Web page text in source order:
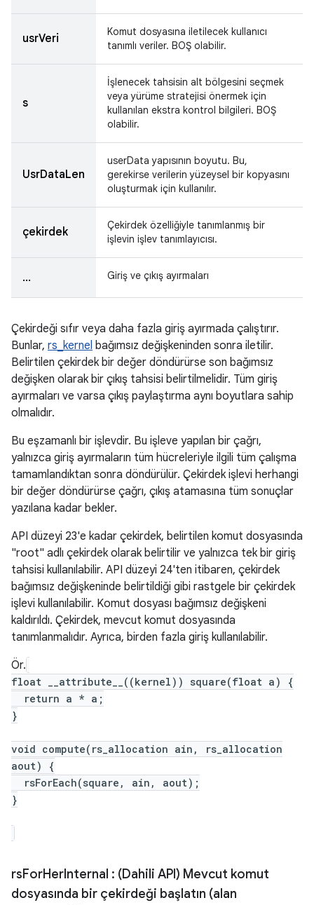
usrVeri
Komut dosyasına iletilecek kullanıcı
tanımlı veriler. BOŞ olabilir.
s
İşlenecek tahsisin alt bölgesini seçmek
veya yürüme stratejisi önermek için
kullanılan ekstra kontrol bilgileri. BOŞ
olabilir.
UsrDataLen
userData yapısının boyutu. Bu,
gerekirse verilerin yüzeysel bir kopyasını
oluşturmak için kullanılır.
çekirdek
Çekirdek özelliğiyle tanımlanmış bir
işlevin işlev tanımlayıcısı.
... Giriş ve çıkış ayırmaları
Çekirdeği sıfır veya daha fazla giriş ayırmada çalıştırır.
Bunlar, rs_kernel bağımsız değişkeninden sonra iletilir.
Belirtilen çekirdek bir değer döndürürse son bağımsız
değişken olarak bir çıkış tahsisi belirtilmelidir. Tüm giriş
ayırmaları ve varsa çıkış paylaştırma aynı boyutlara sahip
olmalıdır.
Bu eşzamanlı bir işlevdir. Bu işleve yapılan bir çağrı,
yalnızca giriş ayırmaların tüm hücreleriyle ilgili tüm çalışma
tamamlandıktan sonra döndürülür. Çekirdek işlevi herhangi
bir değer döndürürse çağrı, çıkış atamasına tüm sonuçlar
yazılana kadar bekler.
API düzeyi 23'e kadar çekirdek, belirtilen komut dosyasında
"root" adlı çekirdek olarak belirtilir ve yalnızca tek bir giriş
tahsisi kullanılabilir. API düzeyi 24'ten itibaren, çekirdek
bağımsız değişkeninde belirtildiği gibi rastgele bir çekirdek
işlevi kullanılabilir. Komut dosyası bağımsız değişkeni
kaldırıldı. Çekirdek, mevcut komut dosyasında
tanımlanmalıdır. Ayrıca, birden fazla giriş kullanılabilir.
Ör.
float __attribute__((kernel)) square(float a) {
return a * a;
}
void compute(rs_allocation ain, rs_allocation
aout) {
rsForEach(square, ain, aout);
}
rsForHer Internal : (Dahili API) Mevcut komut
dosyasında bir çekirdeği başlatın (alan